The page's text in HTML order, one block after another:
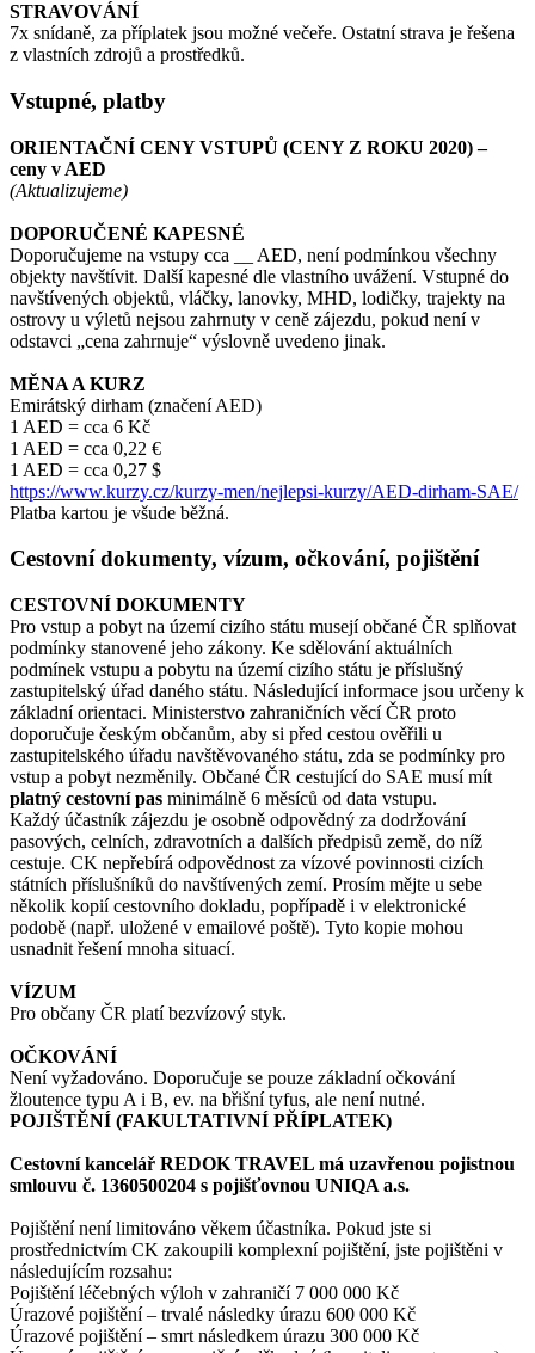
STRAVOVÁNÍ
7x snídaně, za příplatek jsou možné večeře. Ostatní strava je řešena
z vlastních zdrojů a prostředků.
Vstupné, platby
ORIENTAČNÍ CENY VSTUPŮ (CENY Z ROKU 2020) –
ceny v AED
(Aktualizujeme)
DOPORUČENÉ KAPESNÉ
Doporučujeme na vstupy cca __ AED, není podmínkou všechny
objekty navštívit. Další kapesné dle vlastního uvážení. Vstupné do
navštívených objektů, vláčky, lanovky, MHD, lodičky, trajekty na
ostrovy u výletů nejsou zahrnuty v ceně zájezdu, pokud není v
odstavci „cena zahrnuje“ výslovně uvedeno jinak.
MĚNA A KURZ
Emirátský dirham (značení AED)
1 AED = cca 6 Kč
1 AED = cca 0,22 €
1 AED = cca 0,27 $
https://www.kurzy.cz/kurzy-men/nejlepsi-kurzy/AED-dirham-SAE/
Platba kartou je všude běžná.
Cestovní dokumenty, vízum, očkování, pojištění
CESTOVNÍ DOKUMENTY
Pro vstup a pobyt na území cizího státu musejí občané ČR splňovat
podmínky stanovené jeho zákony. Ke sdělování aktuálních
podmínek vstupu a pobytu na území cizího státu je příslušný
zastupitelský úřad daného státu. Následující informace jsou určeny k
základní orientaci. Ministerstvo zahraničních věcí ČR proto
doporučuje českým občanům, aby si před cestou ověřili u
zastupitelského úřadu navštěvovaného státu, zda se podmínky pro
vstup a pobyt nezměnily. Občané ČR cestující do SAE musí mít
platný cestovní pas minimálně 6 měsíců od data vstupu.
Každý účastník zájezdu je osobně odpovědný za dodržování
pasových, celních, zdravotních a dalších předpisů země, do níž
cestuje. CK nepřebírá odpovědnost za vízové povinnosti cizích
státních příslušníků do navštívených zemí. Prosím mějte u sebe
několik kopií cestovního dokladu, popřípadě i v elektronické
podobě (např. uložené v emailové poště). Tyto kopie mohou
usnadnit řešení mnoha situací.
VÍZUM
Pro občany ČR platí bezvízový styk.
OČKOVÁNÍ
Není vyžadováno. Doporučuje se pouze základní očkování
žloutence typu A i B, ev. na břišní tyfus, ale není nutné.
POJIŠTĚNÍ (FAKULTATIVNÍ PŘÍPLATEK)
Cestovní kancelář REDOK TRAVEL má uzavřenou pojistnou
smlouvu č. 1360500204 s pojišťovnou UNIQA a.s.
Pojištění není limitováno věkem účastníka. Pokud jste si
prostřednictvím CK zakoupili komplexní pojištění, jste pojištěni v
následujícím rozsahu:
Pojištění léčebných výloh v zahraničí 7 000 000 Kč
Úrazové pojištění – trvalé následky úrazu 600 000 Kč
Úrazové pojištění – smrt následkem úrazu 300 000 Kč